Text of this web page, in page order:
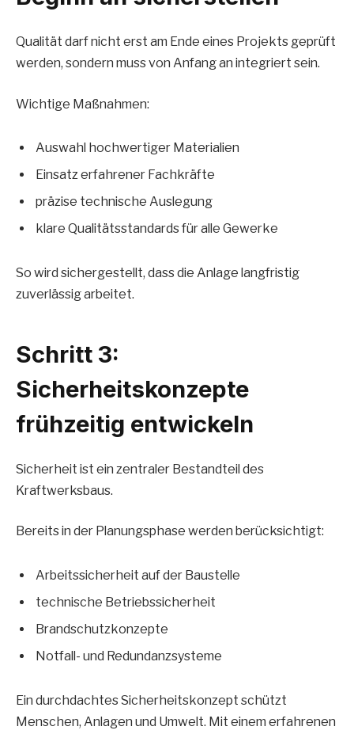
Qualität darf nicht erst am Ende eines Projekts geprüft
werden, sondern muss von Anfang an integriert sein.
Wichtige Maßnahmen:
Auswahl hochwertiger Materialien
Einsatz erfahrener Fachkräfte
präzise technische Auslegung
klare Qualitätsstandards für alle Gewerke
So wird sichergestellt, dass die Anlage langfristig
zuverlässig arbeitet.
Schritt 3:
Sicherheitskonzepte
frühzeitig entwickeln
Sicherheit ist ein zentraler Bestandteil des
Kraftwerksbaus.
Bereits in der Planungsphase werden berücksichtigt:
Arbeitssicherheit auf der Baustelle
technische Betriebssicherheit
Brandschutzkonzepte
Notfall- und Redundanzsysteme
Ein durchdachtes Sicherheitskonzept schützt
Menschen, Anlagen und Umwelt. Mit einem erfahrenen